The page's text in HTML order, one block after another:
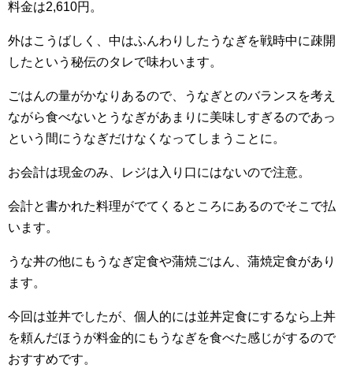
料金は2,610円。
外はこうばしく、中はふんわりしたうなぎを戦時中に疎開
したという秘伝のタレで味わいます。
ごはんの量がかなりあるので、うなぎとのバランスを考え
ながら食べないとうなぎがあまりに美味しすぎるのであっ
という間にうなぎだけなくなってしまうことに。
お会計は現金のみ、レジは入り口にはないので注意。
会計と書かれた料理がでてくるところにあるのでそこで払
います。
うな丼の他にもうなぎ定食や蒲焼ごはん、蒲焼定食があり
ます。
今回は並丼でしたが、個人的には並丼定食にするなら上丼
を頼んだほうが料金的にもうなぎを食べた感じがするので
おすすめです。